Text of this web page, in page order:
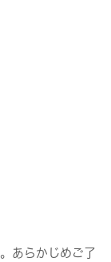
あらかじめご了